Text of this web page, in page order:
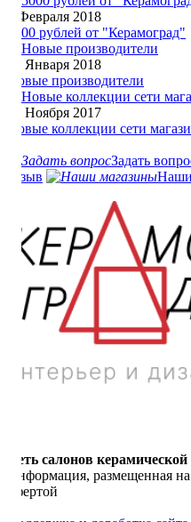
2 Февраля 2018
5000 рублей от "Керамоград"
23 Января 2018
Новые производители
30 Ноября 2017
Новые коллекции сети
Задать
отзыв
Сеть салонов
Информация, размещенная
офертой